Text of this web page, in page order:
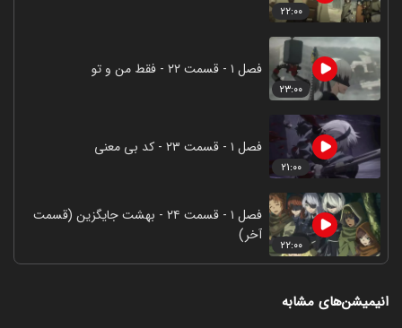
۲۲:۰۰
۲۳:۰۰
فصل ۱ - قسمت ۲۲ - فقط من و تو
۲۱:۰۰
فصل ۱ - قسمت ۲۳ - کد بی معنی
۲۲:۰۰
فصل ۱ - قسمت ۲۴ - بهشت جایگزین (قسمت
آخر)
انیمیشن‌های مشابه